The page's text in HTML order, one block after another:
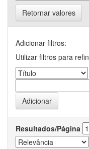
Retornar valores
Adicionar filtros:
Utilizar filtros para
Resultados/Página